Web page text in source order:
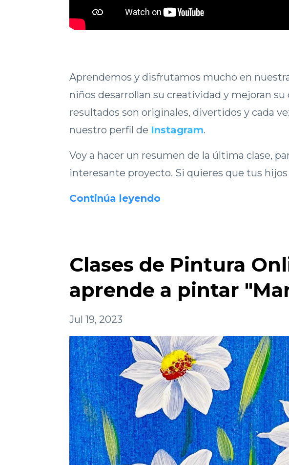
Aprendemos y disfrutamos mucho en
niños desarrollan su creatividad y mejoran
resultados son originales, divertidos y cada
nuestro perfil de Instagram.
Voy a hacer un resumen de la última clase,
interesante proyecto. Si quieres que tus hijos
Continúa leyendo
Clases de Pintura
aprende a pintar
Jul 19, 2023